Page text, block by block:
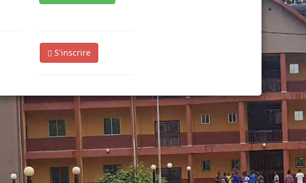
S'inscrire